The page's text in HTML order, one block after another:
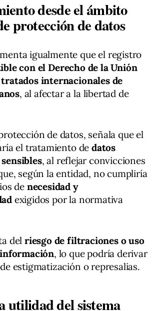
desde el ámbito
protección de datos
igualmente que el registro
con el Derecho de la Unión
internacionales de
, al afectar a la libertad de
de datos, señala que el
el tratamiento de datos
, al reflejar convicciones
según la entidad, no cumpliría
de necesidad y
exigidos por la normativa
delriesgo de filtraciones o uso
, lo que podría derivar
estigmatización o represalias.
utilidad del sistema